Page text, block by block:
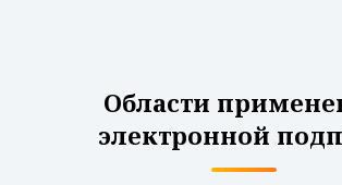
Области
электронной